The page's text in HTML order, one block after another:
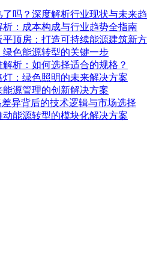
吗？深度解析行业现状与未来
：成本构成与行业趋势全指南
顶房：打造可持续能源建筑新
色能源转型的关键一步
析：如何选择适合的规格？
：绿色照明的未来解决方案
源管理的创新解决方案
异背后的技术逻辑与市场选择
能源转型的模块化解决方案